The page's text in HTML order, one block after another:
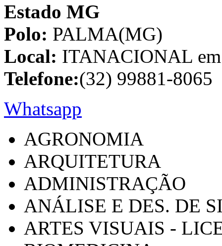
Estado MG
Polo: PALMA(MG)
Local: ITANACIONAL
Telefone:(32) 99881-8065
Whatsapp
AGRONOMIA
ARQUITETURA
ADMINISTRAÇÃO
ANÁLISE E DES. DE
ARTES VISUAIS -